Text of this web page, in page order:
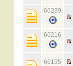
66239
66216
66195